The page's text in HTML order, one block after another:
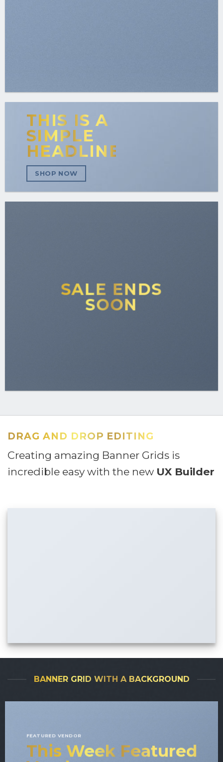
THIS IS A
SIMPLE
HEADLINE
SHOP NOW
SALE ENDS
SOON
DRAG AND DROP EDITING
Creating amazing Banner Grids is
incredible easy with the new UX Builder
BANNER GRID WITH A BACKGROUND
FEATURED VENDOR
This Week Featured